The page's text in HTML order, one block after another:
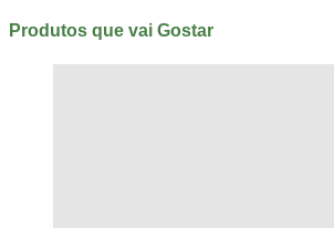
Produtos que vai Gostar